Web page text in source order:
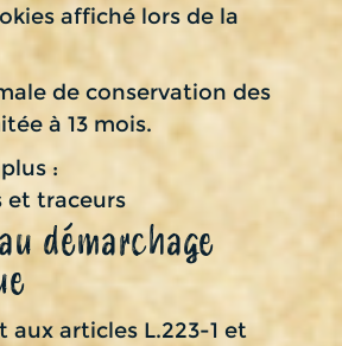
affiché lors de la
de conservation des
à 13 mois.
:
et traceurs
démarchage
aux articles L.223-1 et